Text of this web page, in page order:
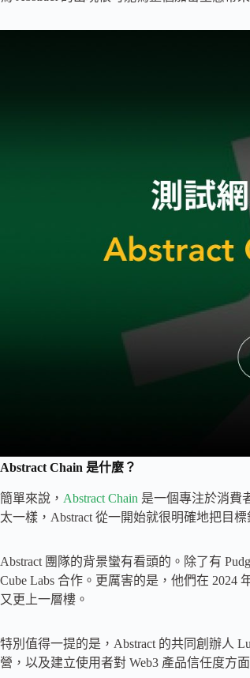
Abstract Chain 是什麼？
簡單來說， Abstract Chain 是一個專注於消費
太一樣，Abstract 從一開始就很明確地把目
Abstract 團隊的背景蠻有看頭的。除了有
Cube Labs 合作。更厲害的是，他們在 2024
又更上一層樓。
特別值得一提的是，Abstract 的共同創辦人
營，以及建立使用者對 Web3 產品信任度方